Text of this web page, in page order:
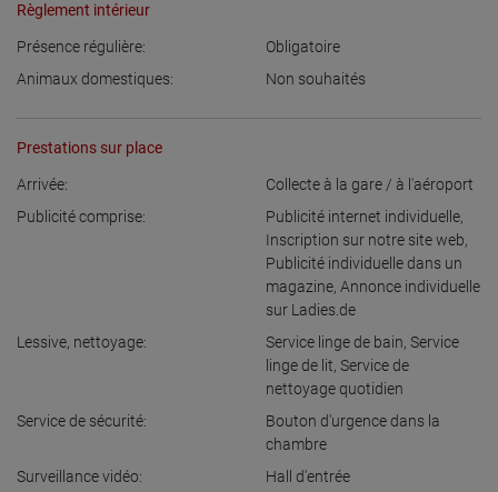
Règlement intérieur
Présence régulière:
Obligatoire
Animaux domestiques:
Non souhaités
Prestations sur place
Arrivée:
Collecte à la gare / à l'aéroport
Publicité comprise:
Publicité internet individuelle,
Inscription sur notre site web,
Publicité individuelle dans un
magazine, Annonce individuelle
sur Ladies.de
Lessive, nettoyage:
Service linge de bain, Service
linge de lit, Service de
nettoyage quotidien
Service de sécurité:
Bouton d'urgence dans la
chambre
Surveillance vidéo:
Hall d'entrée